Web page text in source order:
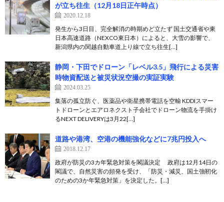
が立ち往生（12月18日正午時点）
2020.12.18
発生から3日目、完全解消の時期めど立たず 国土交通省や東
日本高速道路（NEXCO東日本）によると、大雪の影響で、
新潟県内の関越自動車道上り線で立ち往生[…]
静岡・下田でドローン「レベル3.5」飛行による災害
時物資配送と被災状況空撮の実証実験
2024.03.25
集落の孤立防ぐ、医薬品や衛星携帯電話を空輸 KDDIスマー
トドローンとエアロネクスト子会社でドローン物流を手掛け
るNEXT DELIVERYは3月22[…]
道路や港湾、空港の機能強化などに7兆円投入へ
2018.12.17
政府が防災の3カ年緊急対策を閣議決定 政府は12月14日の
閣議で、自然災害の頻発を受け、「防災・減災、国土強靭化
のための3か年緊急対策」を決定した。[…]